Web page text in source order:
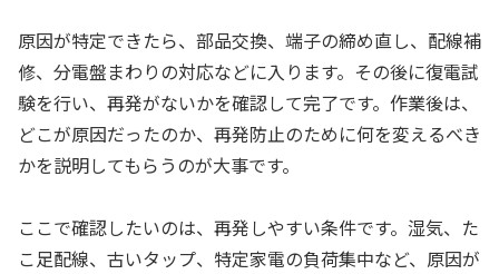
原因が特定できたら、部品交換、端子の締め直し、配線補
修、分電盤まわりの対応などに入ります。その後に復電試
験を行い、再発がないかを確認して完了です。作業後は、
どこが原因だったのか、再発防止のために何を変えるべき
かを説明してもらうのが大事です。
ここで確認したいのは、再発しやすい条件です。湿気、た
こ足配線、古いタップ、特定家電の負荷集中など、原因が